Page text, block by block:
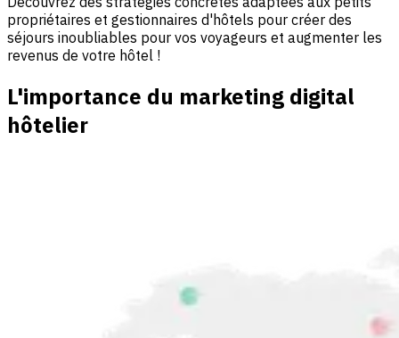
propriétaires et gestionnaires d'hôtels pour créer des
séjours inoubliables pour vos voyageurs et augmenter les
revenus de votre hôtel !
L'importance du marketing digital
hôtelier